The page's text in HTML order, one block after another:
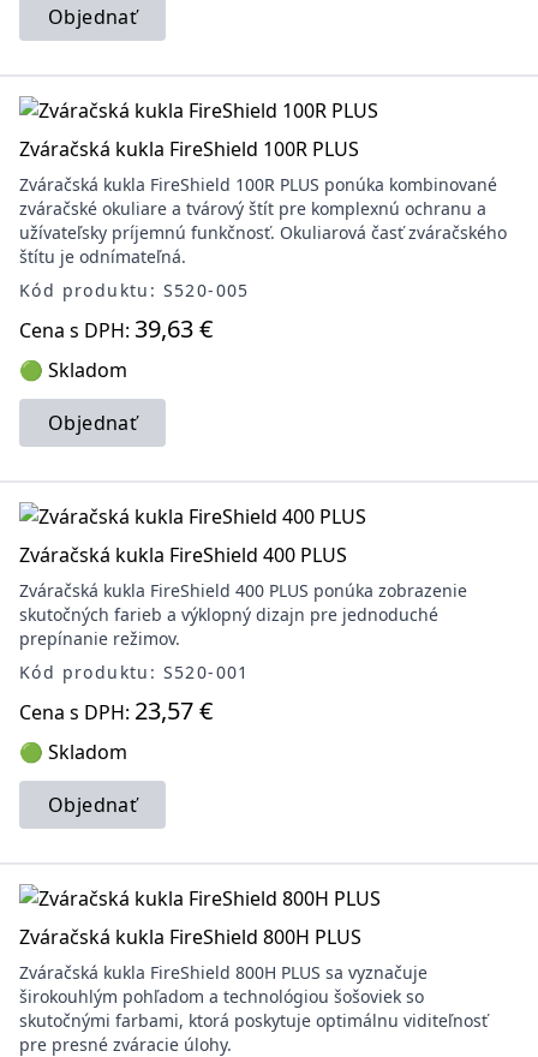
Objednať
Zváračská kukla FireShield 100R PLUS
Zváračská kukla FireShield 100R PLUS ponúka kombinované
zváračské okuliare a tvárový štít pre komplexnú ochranu a
užívateľsky príjemnú funkčnosť. Okuliarová časť zváračského
štítu je odnímateľná.
Kód produktu: S520-005
Cena s DPH: 39,63 €
🟢 Skladom
Objednať
Zváračská kukla FireShield 400 PLUS
Zváračská kukla FireShield 400 PLUS ponúka zobrazenie
skutočných farieb a výklopný dizajn pre jednoduché
prepínanie režimov.
Kód produktu: S520-001
Cena s DPH: 23,57 €
🟢 Skladom
Objednať
Zváračská kukla FireShield 800H PLUS
Zváračská kukla FireShield 800H PLUS sa vyznačuje
širokouhlým pohľadom a technológiou šošoviek so
skutočnými farbami, ktorá poskytuje optimálnu viditeľnosť
pre presné zváracie úlohy.